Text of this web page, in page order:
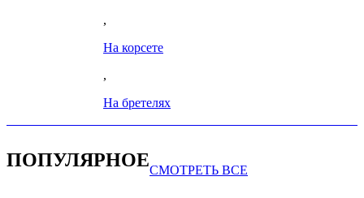
,
На корсете
,
На бретелях
ПОПУЛЯРНОЕСМОТРЕТЬ ВСЕ